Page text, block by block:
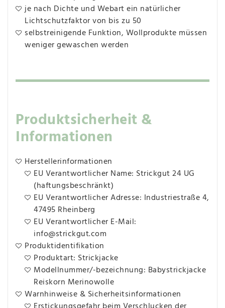
je nach Dichte und Webart ein natürlicher
Lichtschutzfaktor von bis zu 50
selbstreinigende Funktion, Wollprodukte müssen
weniger gewaschen werden
Produktsicherheit &
Informationen
Herstellerinformationen
EU Verantwortlicher Name: Strickgut 24 UG
(haftungsbeschränkt)
EU Verantwortlicher Adresse: Industriestraße 4,
47495 Rheinberg
EU Verantwortlicher E-Mail:
info@strickgut.com
Produktidentifikation
Produktart: Strickjacke
Modellnummer/-bezeichnung: Babystrickjacke
Reiskorn Merinowolle
Warnhinweise & Sicherheitsinformationen